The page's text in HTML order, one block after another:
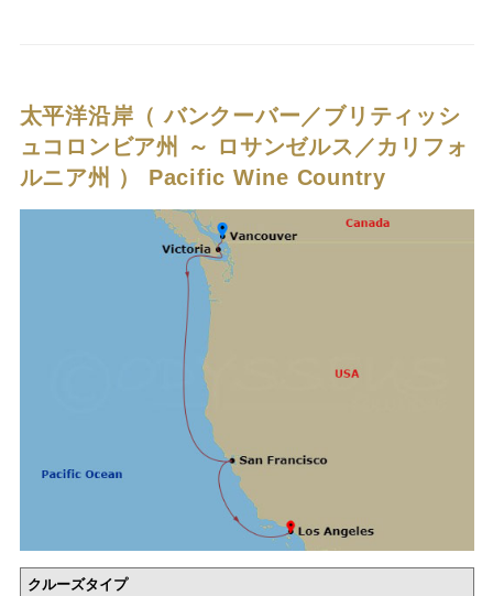
太平洋沿岸（ バンクーバー／ブリティッシ
ュコロンビア州 ～ ロサンゼルス／カリフォ
ルニア州 ） Pacific Wine Country
クルーズタイプ